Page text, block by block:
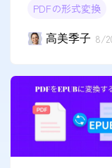
PDFの形式変換
高美季子 8/